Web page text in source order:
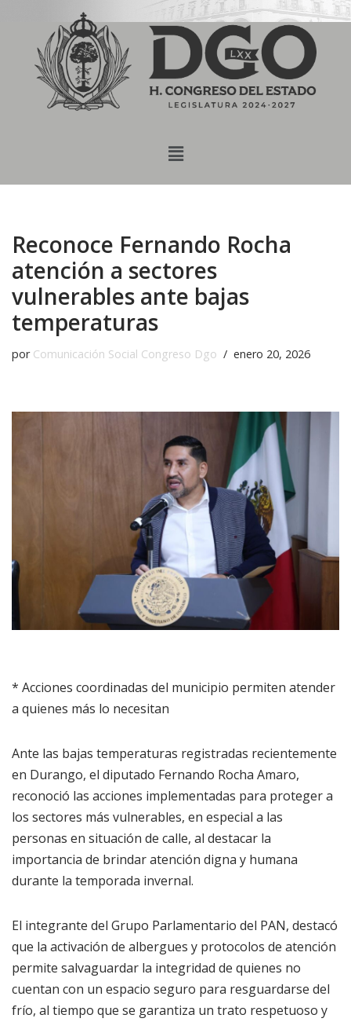
Saltar
contenido
Reconoce Fernando Rocha
atención a sectores
vulnerables ante bajas
temperaturas
por Comunicación Social Congreso Dgo enero 20, 2026
* Acciones coordinadas del municipio permiten atender
a quienes más lo necesitan
Ante las bajas temperaturas registradas recientemente
en Durango, el diputado Fernando Rocha Amaro,
reconoció las acciones implementadas para proteger a
los sectores más vulnerables, en especial a las
personas en situación de calle, al destacar la
importancia de brindar atención digna y humana
durante la temporada invernal.
El integrante del Grupo Parlamentario del PAN, destacó
que la activación de albergues y protocolos de atención
permite salvaguardar la integridad de quienes no
cuentan con un espacio seguro para resguardarse del
frío, al tiempo que se garantiza un trato respetuoso y